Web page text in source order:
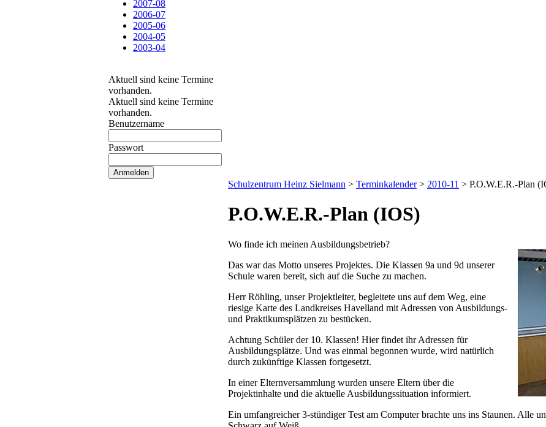
2007-08
2006-07
2005-06
2004-05
2003-04
Aktuell sind keine Termine
vorhanden.
Aktuell sind keine Termine
vorhanden.
Benutzername
Passwort
Schulzentrum Heinz Sielmann > Terminkalender> 2010-11 > P.O.W.E.R.-Plan
P.O.W.E.R.-Plan (IOS)
Wo finde ich meinen Ausbildungsbetrieb?
Das war das Motto unseres Projektes. Die Klassen 9a und 9d unserer
Schule waren bereit, sich auf die Suche zu machen.
Herr Röhling, unser Projektleiter, begleitete uns auf dem Weg, eine
riesige Karte des Landkreises Havelland mit Adressen von Ausbildungs-
und Praktikumsplätzen zu bestücken.
Achtung Schüler der 10. Klassen! Hier findet ihr Adressen für
Ausbildungsplätze. Und was einmal begonnen wurde, wird natürlich
durch zukünftige Klassen fortgesetzt.
In einer Elternversammlung wurden unsere Eltern über die
Projektinhalte und die aktuelle Ausbildungssituation informiert.
Ein umfangreicher 3-stündiger Test am Computer brachte uns ins Staunen. Alle